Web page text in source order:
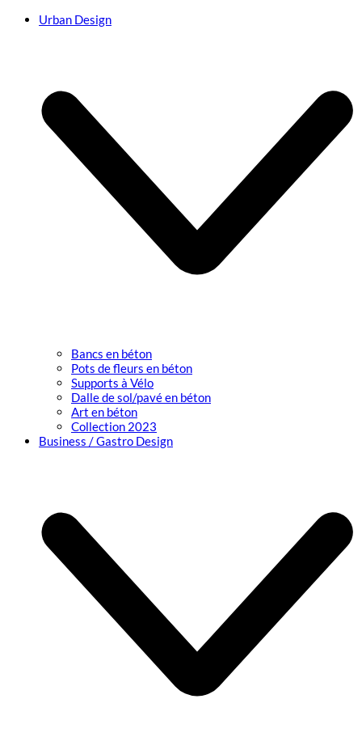
Urban Design
Bancs en béton
Pots de fleurs en béton
Supports à Vélo
Dalle de sol/pavé en béton
Art en béton
Collection 2023
Business / Gastro Design